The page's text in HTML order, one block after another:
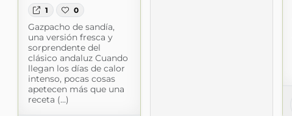
1 0
Gazpacho de sandía,
una versión fresca y
sorprendente del
clásico andaluz Cuando
llegan los días de calor
intenso, pocas cosas
apetecen más que una
receta (...)